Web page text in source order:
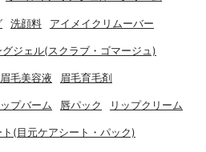
洗顔料 アイメイクリムーバー
グジェル(スクラブ・ゴマージュ)
眉毛美容液 眉毛育毛剤
ップバーム 唇パック リップクリーム
ト(目元ケアシート・パック)